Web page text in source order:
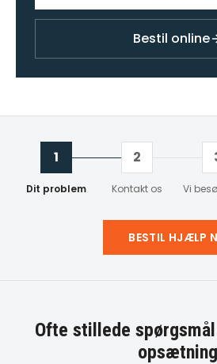
Bestil online
1
Dit problem
2
Kontakt os Vi
BESTIL HJÆLP
Ofte stillede
opsætning